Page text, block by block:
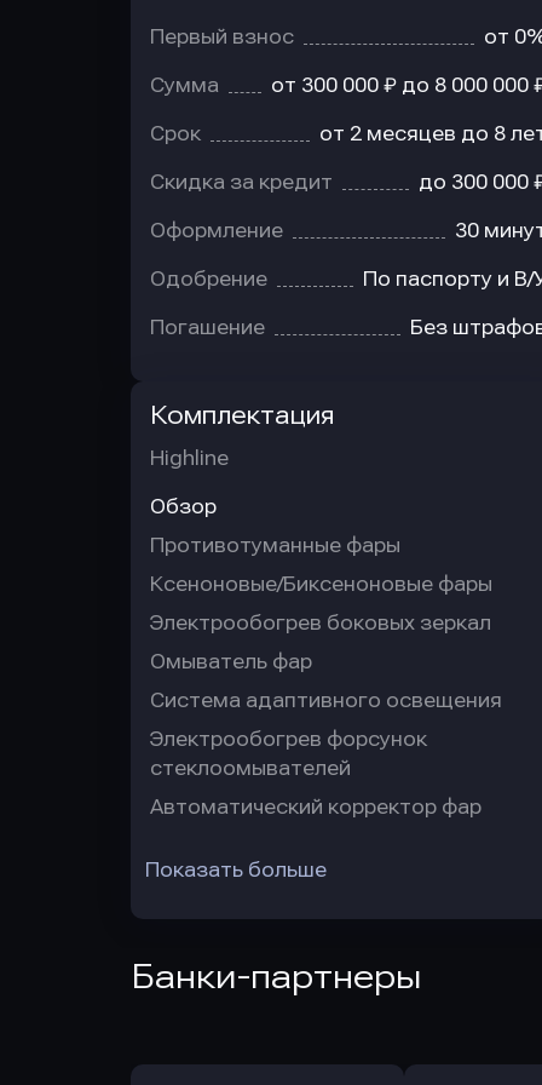
Первый взнос от
Сумма от 300 000 ₽ до 8 000 000
Срок от 2 месяцев до 8
Скидка за кредит до 300 000
Оформление 30
Одобрение По паспорту и В/
Погашение Без
Комплектация
Highline
Обзор
Противотуманные фары
Ксеноновые/Биксеноновые фары
Электрообогрев боковых зеркал
Омыватель фар
Система адаптивного освещения
Электрообогрев форсунок
стеклоомывателей
Автоматический корректор фар
Показать больше
Банки-партнеры